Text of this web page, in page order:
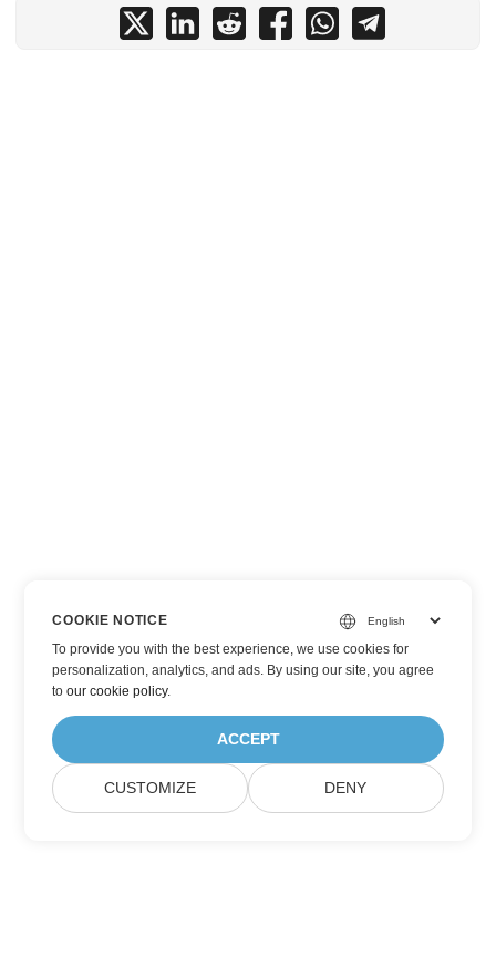
COOKIE NOTICE
To provide you with the best experience, we use cookies for
personalization, analytics, and ads. By using our site, you agree
toour cookie policy.
ACCEPT
CUSTOMIZE DENY